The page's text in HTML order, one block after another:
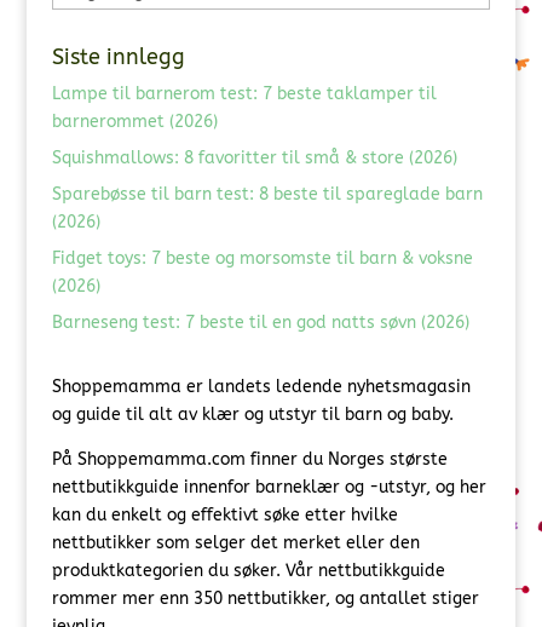
Siste innlegg
Lampe til barnerom test: 7 beste taklamper til
barnerommet (2026)
Squishmallows: 8 favoritter til små & store (2026)
Sparebøsse til barn test: 8 beste til spareglade barn
(2026)
Fidget toys: 7 beste og morsomste til barn & voksne
(2026)
Barneseng test: 7 beste til en god natts søvn (2026)
Shoppemamma er landets ledende nyhetsmagasin
og guide til alt av klær og utstyr til barn og baby.
På Shoppemamma.com finner du Norges største
nettbutikkguide innenfor barneklær og -utstyr, og her
kan du enkelt og effektivt søke etter hvilke
nettbutikker som selger det merket eller den
produktkategorien du søker. Vår nettbutikkguide
rommer mer enn 350 nettbutikker, og antallet stiger